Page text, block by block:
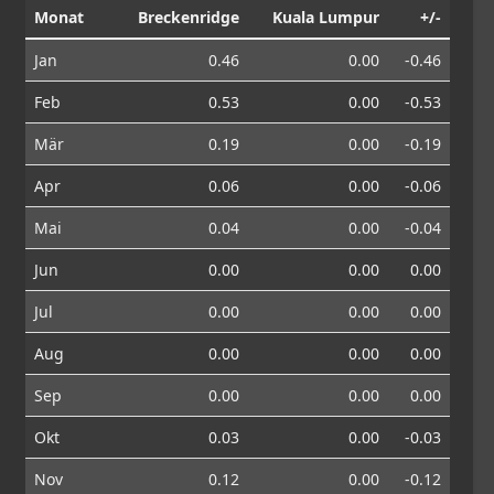
Monat Breckenridge Kuala Lumpur +/-
Jan 0.46 0.00
-0.46
Feb
0.53 0.00
-0.53
Mär
0.19 0.00
-0.19
Apr
0.06 0.00
-0.06
Mai
0.04 0.00
-0.04
Jun
0.00 0.00
0.00
Jul
0.00 0.00
0.00
Aug
0.00 0.00
0.00
Sep
0.00 0.00
0.00
Okt
0.03 0.00
-0.03
Nov
0.12 0.00 -0.12